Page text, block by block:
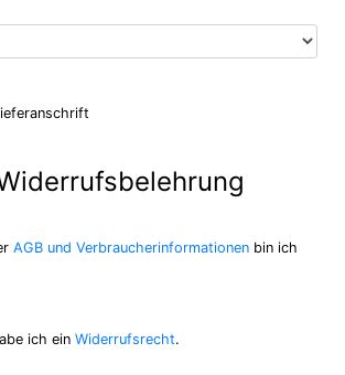
AGB und Verbraucherinformationen bin ich
ich ein Widerrufsrecht.